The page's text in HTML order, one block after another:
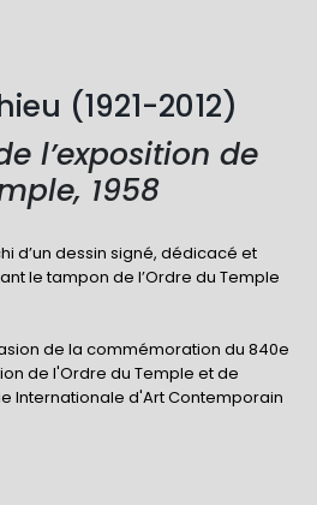
(1921-2012)
l’exposition de
1958
d’un dessin signé, dédicacé et
le tampon de l’Ordre du Temple
de la commémoration du 840e
de l'Ordre du Temple et de
Internationale d'Art Contemporain